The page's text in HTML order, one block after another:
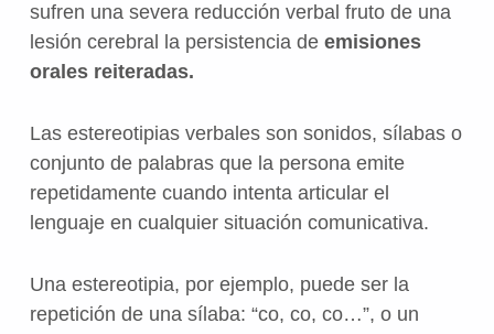
sufren una severa reducción verbal fruto de una
lesión cerebral la persistencia de emisiones
orales reiteradas.
Las estereotipias verbales son sonidos, sílabas o
conjunto de palabras que la persona emite
repetidamente cuando intenta articular el
lenguaje en cualquier situación comunicativa.
Una estereotipia, por ejemplo, puede ser la
repetición de una sílaba: “co, co, co…”, o un